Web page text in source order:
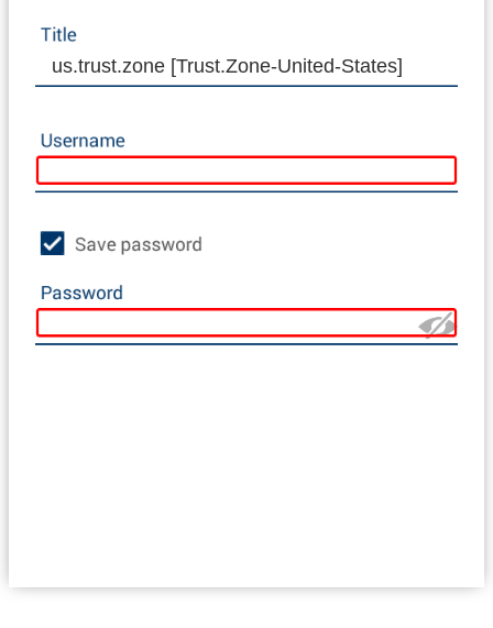
us.trust.zone [Trust.Zone-United-States]